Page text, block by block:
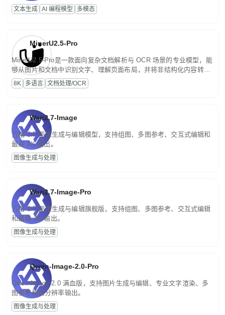
话端到端交付生产级成果。原生视觉理解贯穿规划、执行与验证全流
程，支持超长文档与长视频的深度语义解析。长程任务中自主规划与
文本生成 AI 编程模型 多模态
MinerU2.5-Pro
MinerU2.5-Pro是一款面向复杂文档解析与 OCR 场景的专业模型，能
够从图片和文档中识别文字、理解页面布局，并将非结构化内容转换
为便于存储、检索和二次处理的结构化结果。
8K 多语言 文档处理/OCR
Wan2.7-Image
万相 2.7 图像生成与编辑模型，支持组图、多图参考、交互式编辑和
最高 2K 输出。
图像生成与处理
Wan2.7-Image-Pro
万相 2.7 图像生成与编辑旗舰版，支持组图、多图参考、交互式编辑
和最高 4K 输出。
图像生成与处理
Qwen-Image-2.0-Pro
Qwen-Image-2.0 满血版，支持图片生成与编辑、专业文字渲染、多
图参考和高分辨率输出。
图像生成与处理